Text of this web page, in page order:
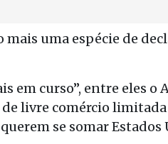
uma espécie de
em curso”, entre eles o
de livre comércio
se somar Estados